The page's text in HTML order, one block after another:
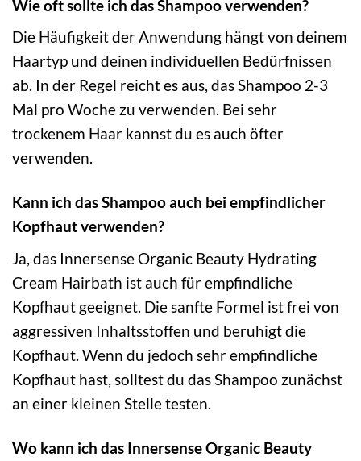
Wie oft sollte ich das Shampoo verwenden?
Die Häufigkeit der Anwendung hängt von deinem
Haartyp und deinen individuellen Bedürfnissen
ab. In der Regel reicht es aus, das Shampoo 2-3
Mal pro Woche zu verwenden. Bei sehr
trockenem Haar kannst du es auch öfter
verwenden.
Kann ich das Shampoo auch bei empfindlicher
Kopfhaut verwenden?
Ja, das Innersense Organic Beauty Hydrating
Cream Hairbath ist auch für empfindliche
Kopfhaut geeignet. Die sanfte Formel ist frei von
aggressiven Inhaltsstoffen und beruhigt die
Kopfhaut. Wenn du jedoch sehr empfindliche
Kopfhaut hast, solltest du das Shampoo zunächst
an einer kleinen Stelle testen.
Wo kann ich das Innersense Organic Beauty